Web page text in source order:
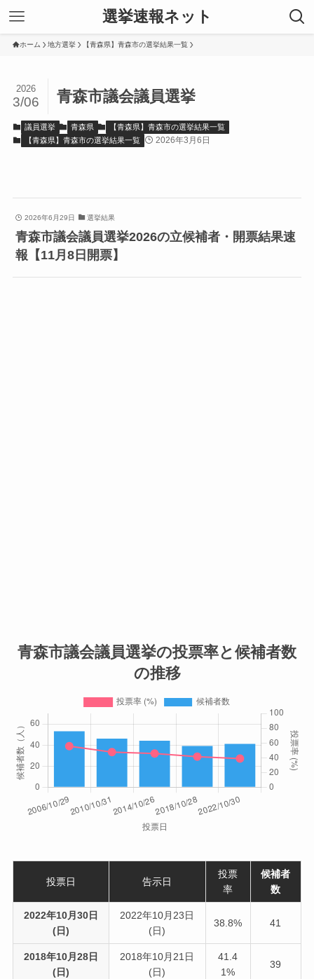
選挙速報ネット
ホーム 地方選挙 【青森県】青森市の選挙結果一覧
青森市議会議員選挙
2026
3/06
議員選挙 青森県
【青森県】青森市の選挙結果一覧
【青森県】青森市の選挙結果一覧
2026年3月6日
2026年6月29日 選挙結果
青森市議会議員選挙2026の立候補者・開票結果速
報【11月8日開票】
青森市議会議員選挙の投票率と候補者数
の推移
投票日 告示日
投票
率
候補者
数
2022年10月30日
(日)
2022年10月23日
(日)
38.8% 41
2018年10月28日
(日)
2018年10月21日
(日)
41.4
1%
39